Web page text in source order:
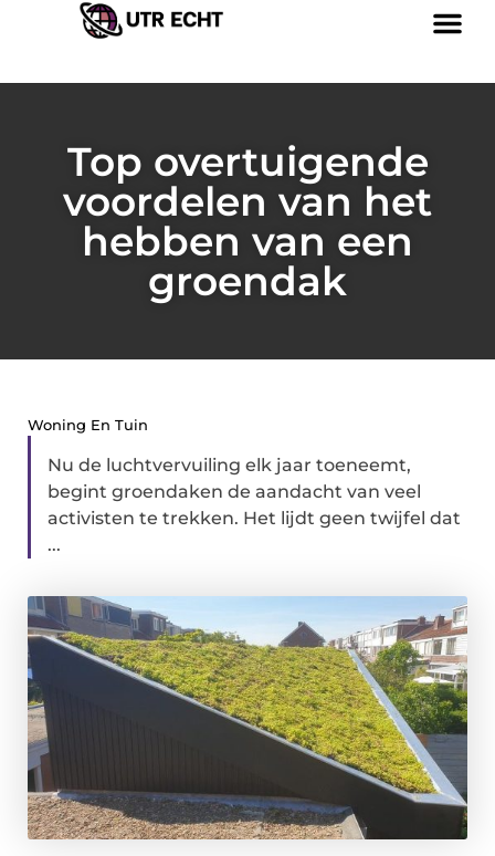
Top overtuigende
voordelen van het
hebben van een
groendak
Woning En Tuin
Nu de luchtvervuiling elk jaar toeneemt,
begint groendaken de aandacht van veel
activisten te trekken. Het lijdt geen twijfel dat
...